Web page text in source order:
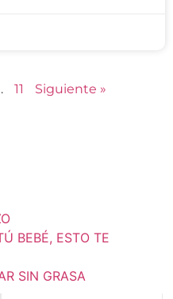
11 Siguiente »
BEBÉ, ESTO TE
SIN GRASA